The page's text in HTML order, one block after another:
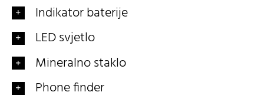
Indikator baterije
LED svjetlo
Mineralno staklo
Phone finder